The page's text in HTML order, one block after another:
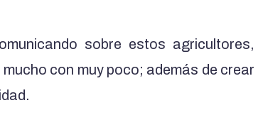
sobre estos agricultores,
con muy poco; además de crear